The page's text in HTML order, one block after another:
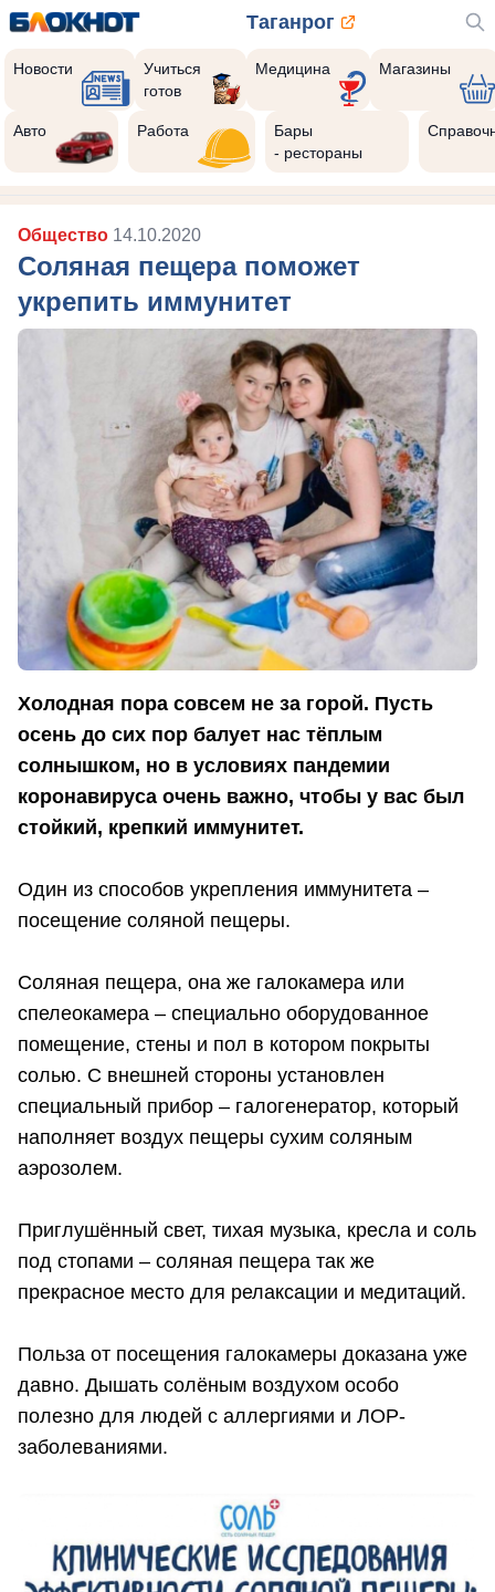
Таганрог
Новости
Учиться
готов
Медицина Магазины
Авто Работа
Бары
- рестораны
Общество 14.10.2020
Соляная пещера поможет
укрепить иммунитет
Холодная пора совсем не за горой. Пусть
осень до сих пор балует нас тёплым
солнышком, но в условиях пандемии
коронавируса очень важно, чтобы у вас был
стойкий, крепкий иммунитет.
Один из способов укрепления иммунитета –
посещение соляной пещеры.
Соляная пещера, она же галокамера или
спелеокамера – специально оборудованное
помещение, стены и пол в котором покрыты
солью. С внешней стороны установлен
специальный прибор – галогенератор, который
наполняет воздух пещеры сухим соляным
аэрозолем.
Приглушённый свет, тихая музыка, кресла и соль
под стопами – соляная пещера так же
прекрасное место для релаксации и медитаций.
Польза от посещения галокамеры доказана уже
давно. Дышать солёным воздухом особо
полезно для людей с аллергиями и ЛОР-
заболеваниями.